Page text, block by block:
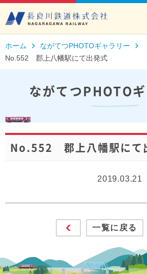
ホーム
ながてつPHOTOギャラリー
No.552 郡上八幡駅にて出発式
ながてつPHOTO
No.552 郡上八幡駅にて
2019.03.21
一覧に戻る